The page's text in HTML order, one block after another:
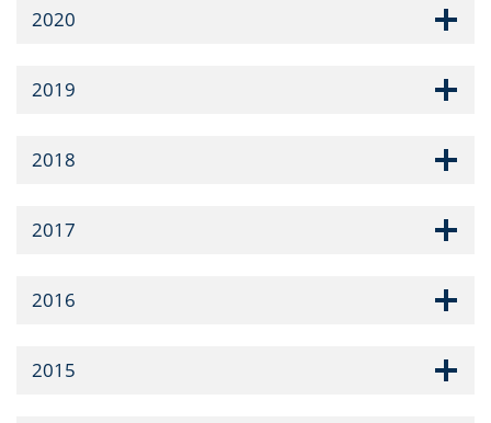
2020
2019
2018
2017
2016
2015